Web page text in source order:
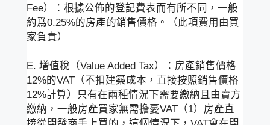
Fee）：根據公佈的登記費表而有所不同，一般
約爲0.25%的房產的銷售價格。（此項費用由買
家負責）
E. 增值稅（Value Added Tax）：房產銷售價格
12%的VAT（不扣建築成本，直接按照銷售價格
12%計算）只有在兩種情況下需要繳納且由賣方
繳納，一般房產買家無需擔憂VAT（1）房產直